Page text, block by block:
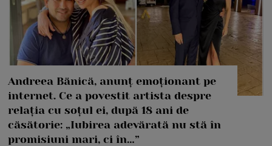
Andreea Bănică, anunț emoționant pe
internet. Ce a povestit artista despre
relația cu soțul ei, după 18 ani de
căsătorie: „Iubirea adevărată nu stă în
promisiuni mari, ci în…”